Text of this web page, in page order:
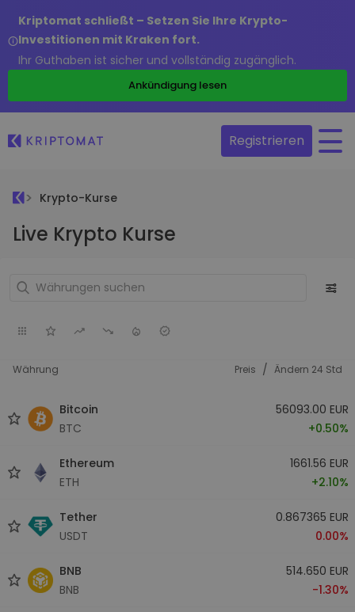
Kriptomat schließt – Setzen Sie Ihre Krypto-
Investitionen mit Kraken fort.
Ihr Guthaben ist sicher und vollständig zugänglich.
Ankündigung lesen
Registrieren
Krypto-Kurse
Live Krypto Kurse
Währung Preis / Ändern 24 Std
Bitcoin
BTC
56093.00 EUR
+0.50%
Ethereum
ETH
1661.56 EUR
+2.10%
Tether
USDT
0.867365 EUR
0.00%
BNB
BNB
514.650 EUR
-1.30%